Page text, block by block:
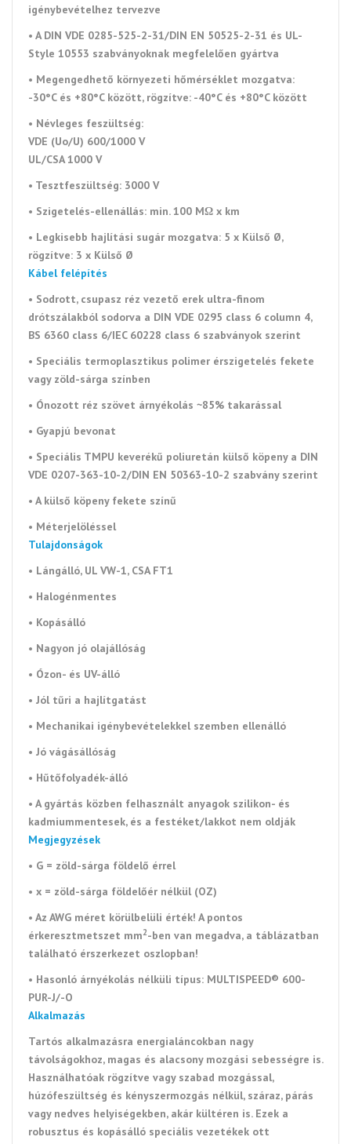
igénybevételhez tervezve
• ADIN VDE 0285-525-2-31/DIN EN 50525-2-31 és UL-
Style 10553 szabványoknak megfelelően gyártva
• Megengedhető környezeti hőmérséklet mozgatva:
-30°C és +80°C között, rögzítve: -40°C és +80°C között
• Névleges feszültség:
VDE (Uo/U) 600/1000 V
UL/CSA 1000 V
• Tesztfeszültség: 3000 V
• Szigetelés-ellenállás: min. 100 MΩ x km
• Legkisebb hajlítási sugár mozgatva: 5 x Külső Ø,
rögzítve: 3 x Külső Ø
Kábel felépítés
• Sodrott, csupasz réz vezető erek ultra-finom
drótszálakból sodorva a DIN VDE 0295 class 6 column 4,
BS 6360 class 6/IEC 60228 class 6 szabványok szerint
• Speciális termoplasztikus polimer érszigetelés fekete
vagy zöld-sárga színben
• Ónozott réz szövet árnyékolás ~85% takarással
• Gyapjú bevonat
• Speciális TMPU keverékű poliuretán külső köpeny a DIN
VDE 0207-363-10-2/DIN EN 50363-10-2 szabvány szerint
• A külső köpeny fekete színű
• Méterjelöléssel
Tulajdonságok
• Lángálló, UL VW-1, CSA FT1
• Halogénmentes
• Kopásálló
• Nagyon jó olajállóság
• Ózon- és UV-álló
• Jól tűri a hajlítgatást
• Mechanikai igénybevételekkel szemben ellenálló
• Jó vágásállóság
• Hűtőfolyadék-álló
• A gyártás közben felhasznált anyagok szilikon- és
kadmiummentesek, és a festéket/lakkot nem oldják
Megjegyzések
• G = zöld-sárga földelő érrel
• x = zöld-sárga földelőér nélkül (OZ)
• Az AWG méret körülbelüli érték! A pontos
érkeresztmetszet mm2-ben van megadva, a táblázatban
található érszerkezet oszlopban!
• Hasonló árnyékolás nélküli típus: MULTISPEED® 600-
PUR-J/-O
Alkalmazás
Tartós alkalmazásra energialáncokban nagy
távolságokhoz, magas és alacsony mozgási sebességre is.
Használhatóak rögzítve vagy szabad mozgással,
húzófeszültség és kényszermozgás nélkül, száraz, párás
vagy nedves helyiségekben, akár kültéren is. Ezek a
robusztus és kopásálló speciális vezetékek ott